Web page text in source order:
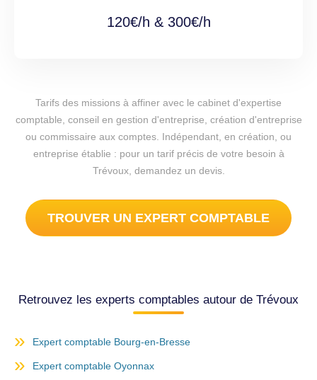
120€/h & 300€/h
Tarifs des missions à affiner avec le cabinet d'expertise
comptable, conseil en gestion d'entreprise, création d'entreprise
ou commissaire aux comptes. Indépendant, en création, ou
entreprise établie : pour un tarif précis de votre besoin à
Trévoux, demandez un devis.
TROUVER UN EXPERT COMPTABLE
Retrouvez les experts comptables autour de Trévoux
Expert comptable Bourg-en-Bresse
Expert comptable Oyonnax